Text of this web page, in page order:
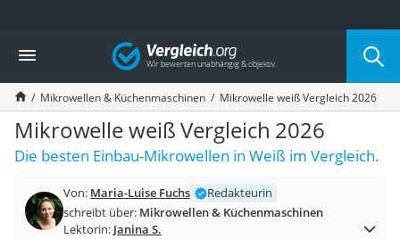
Die beliebtesten Vergleiche nach Kategorie
Haushalt
Wassersprudler
Zentralstaubsauger
Brotbackautomat
Wischroboter
Wäschespinne
Spülmaschinentabs
Akku-Staubsauger
Vergleich
Mikrowellen & Küchenmaschinen Mikrowelle weiß Vergleich 2026
Mikrowelle weiß Vergleich 2026
Die besten Einbau-Mikrowellen in Weiß im Vergleich.
Von: Maria-Luise Fuchs
Redakteurin
schreibt über: Mikrowellen & Küchenmaschinen
Lektorin: Janina S.